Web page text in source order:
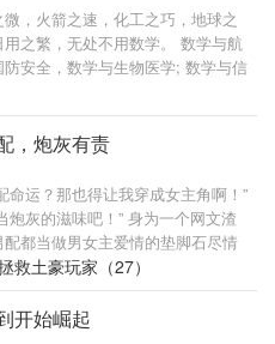
，火箭之速，化工之巧，地球之
之繁，无处不用数学。 数学与航
安全，数学与生物医学; 数学与信
，数学与海洋； 数学与人工智
， 数学与星辰大海！ “如果说，
世纪，20?世纪是颜色国的数学世
必定是我们的数学世纪。我们可以
我们回来了。” “科技改变世界，
“与其说，国家与国家的竞争是科
不如说是 数学人才的竞争。当今
数学大国，超级科技大国！” 这是
受折磨，历经万难的农村做题家
。
，炮灰有责
命运？那也得让我穿成女主角啊！”
炮灰的滋味吧！” 身为一个网文渣
都当做男女主爱情的垫脚石尽情
的怨气吸进自己写的文里。 “男主
的！” 正派少侠√通灵少年√草包皇
师√…穿梭缤纷故事，拯救各式美
灰逆袭。 【不一样的清新快穿，
救土豪玩家（27）
开始崛起